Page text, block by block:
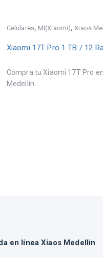
Celulares, MI(Xiaomi),Xiaos
Xiaomi 17T Pro 1 TB / 12
Compra tu Xiaomi 17T Pro
Medellín...
en línea Xiaos Medellin